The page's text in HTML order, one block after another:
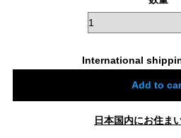
International
Add to
日本国内にお住ま